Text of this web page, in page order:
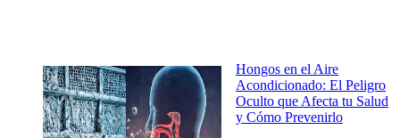
Hongos en el Aire
Acondicionado: El Peligro
Oculto que Afecta tu Salud
y Cómo Prevenirlo